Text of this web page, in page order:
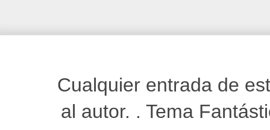
Cualquier entrada de
al autor. . Tema